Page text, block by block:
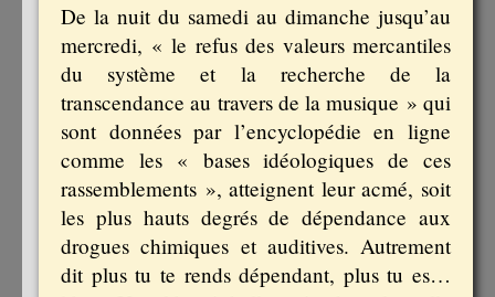
De la nuit du samedi au dimanche jusqu’au
mercredi, « le refus des valeurs mercantiles
du système et la recherche de la
transcendance au travers de la musique » qui
sont données par l’encyclopédie en ligne
comme les « bases idéologiques de ces
rassemblements », atteignent leur acmé, soit
les plus hauts degrés de dépendance aux
drogues chimiques et auditives. Autrement
dit plus tu te rends dépendant, plus tu es…